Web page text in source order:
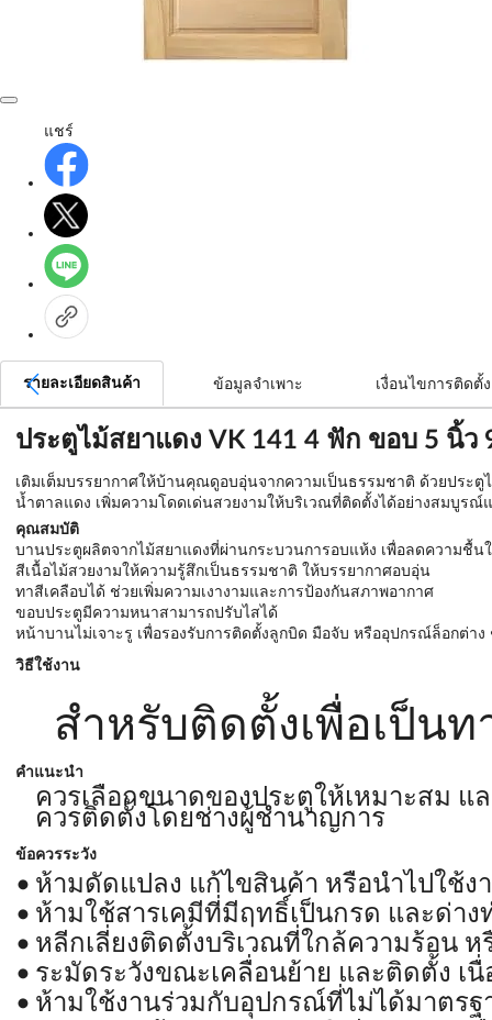
แชร์
รายละเอียดสินค้า ข้อมูลจำเพาะ เงื่อนไขการติดตั้ง
ประตูไม้สยาแดง VK 141 4 ฟัก ขอบ 5 นิ้
เติมเต็มบรรยากาศให้บ้านคุณดูอบอุ่นจากความเป็นธรรมชาติ ด้วยประ
น้ำตาลแดง เพิ่มความโดดเด่นสวยงามให้บริเวณที่ติดตั้งได้อย่างสมบูร
คุณสมบัติ
บานประตูผลิตจากไม้สยาแดงที่ผ่านกระบวนการอบแห้ง เพื่อลดความชื้น
สีเนื้อไม้สวยงามให้ความรู้สึกเป็นธรรมชาติ ให้บรรยากาศอบอุ่น
ทาสีเคลือบได้ ช่วยเพิ่มความเงางามและการป้องกันสภาพอากาศ
ขอบประตูมีความหนาสามารถปรับไสได้
หน้าบานไม่เจาะรู เพื่อรองรับการติดตั้งลูกบิด มือจับ หรืออุปกรณ์ล็อกต่าง
วิธีใช้งาน
สำหรับติดตั้งเพื่อเป็น
คำแนะนำ
ควรเลือกขนาดของประตูให้เหมาะสม
ควรติดตั้งโดยช่างผู้ชำนาญการ
ข้อควรระวัง
ห้ามดัดแปลง แก้ไขสินค้า หรือนำไปใช้ง
ห้ามใช้สารเคมีที่มีฤทธิ์เป็นกรด และด่าง
หลีกเลี่ยงติดตั้งบริเวณที่ใกล้ความร้อน
ระมัดระวังขณะเคลื่อนย้าย และติดตั้ง เ
ห้ามใช้งานร่วมกับอุปกรณ์ที่ไม่ได้มาตรฐ